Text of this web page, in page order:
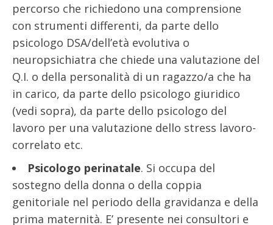
percorso che richiedono una comprensione
con strumenti differenti, da parte dello
psicologo DSA/dell’età evolutiva o
neuropsichiatra che chiede una valutazione del
Q.I. o della personalità di un ragazzo/a che ha
in carico, da parte dello psicologo giuridico
(vedi sopra), da parte dello psicologo del
lavoro per una valutazione dello stress lavoro-
correlato etc.
Psicologo perinatale. Si occupa del
sostegno della donna o della coppia
genitoriale nel periodo della gravidanza e della
prima maternità. E’ presente nei consultori e